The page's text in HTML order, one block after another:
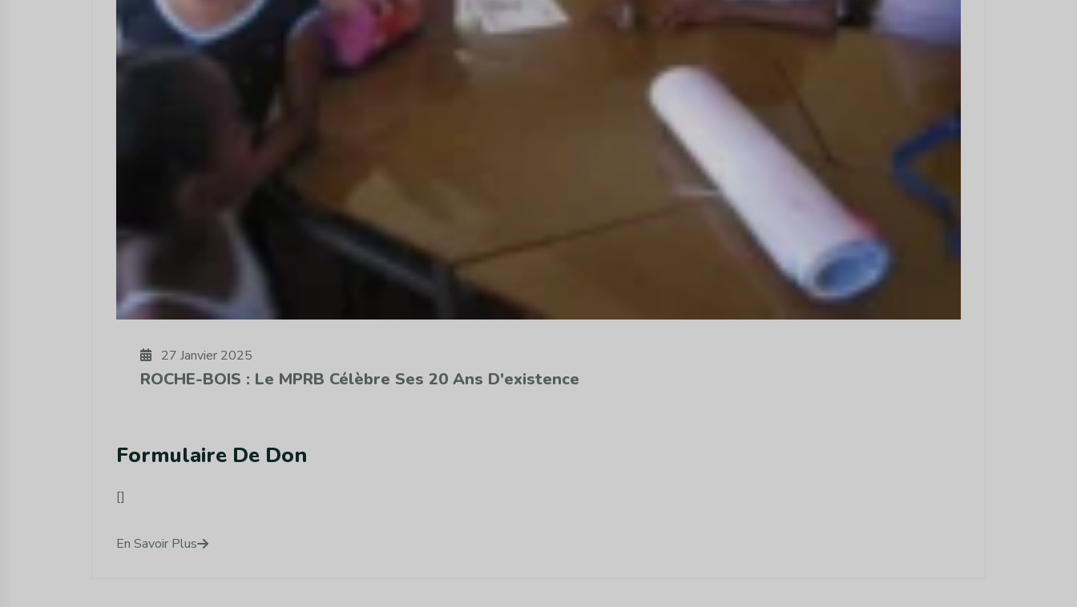
27 Janvier 2025
ROCHE-BOIS : Le MPRB Célèbre Ses 20 Ans D'existence
Formulaire De Don
[]
En Savoir Plus